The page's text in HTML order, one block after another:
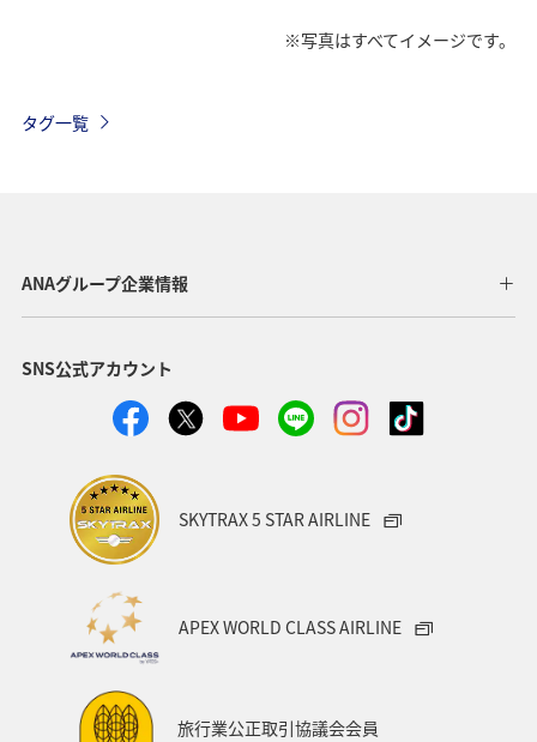
※写真はすべてイメージです。
タグ一覧
ANAグループ企業情報
SNS公式アカウント
SKYTRAX 5 STAR AIRLINE
APEX WORLD CLASS AIRLINE
旅行業公正取引協議会会員